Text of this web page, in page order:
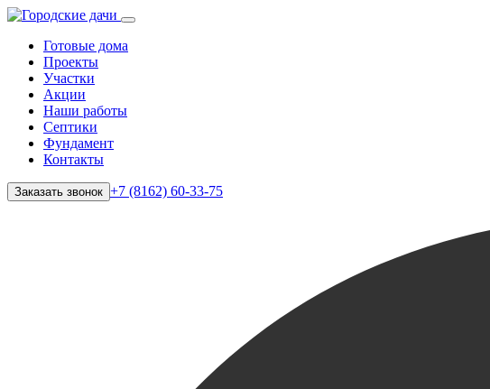
Готовые дома
Проекты
Участки
Акции
Наши работы
Септики
Фундамент
Контакты
Заказать звонок +7 (8162) 60-33-75